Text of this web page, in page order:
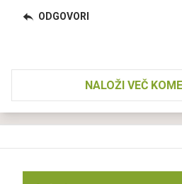
ODGOVORI
NALOŽI VEČ